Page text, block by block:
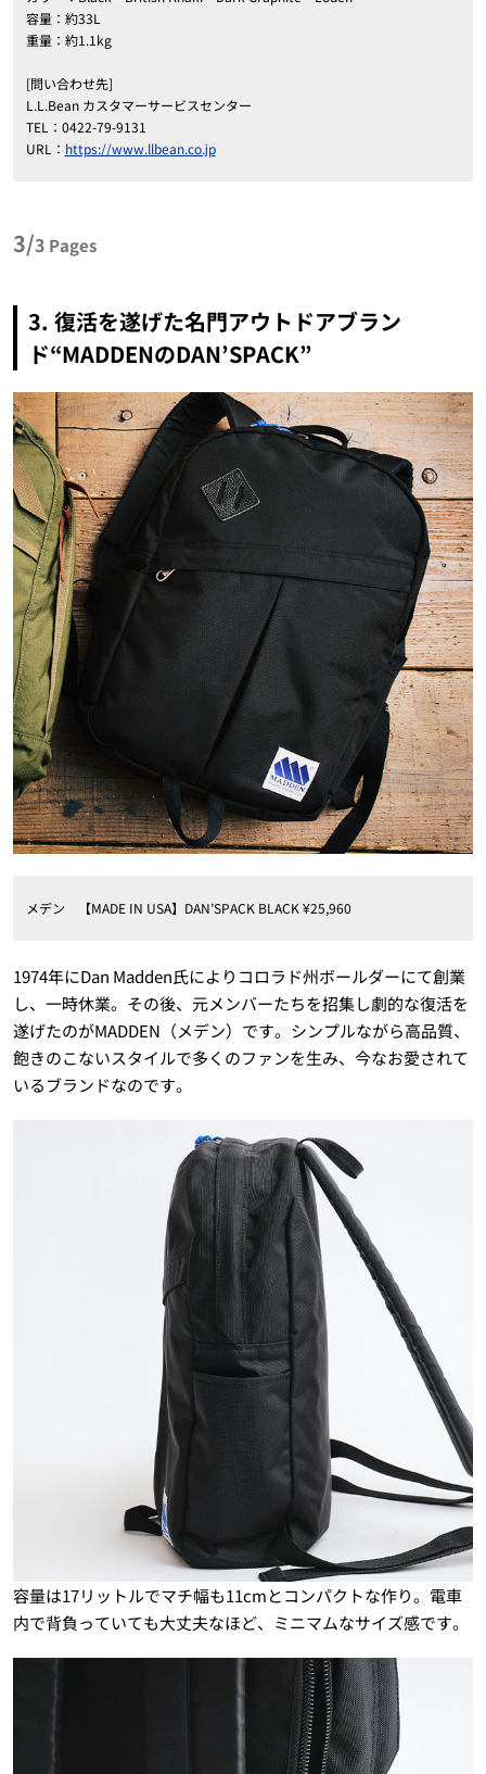
容量：約33L
重量：約1.1kg
[問い合わせ先]
L.L.Bean カスタマーサービスセンター
TEL：0422-79-9131
URL： https://www.llbean.co.jp
3/3 Pages
3. 復活を遂げた名門アウトドアブラン
ド“MADDENのDAN’SPACK”
メデン 【MADE IN USA】DAN’SPACK BLACK ¥25,960
1974年にDan Madden氏によりコロラド州ボールダーにて創業
し、一時休業。その後、元メンバーたちを招集し劇的な復活を
遂げたのがMADDEN（メデン）です。シンプルながら高品質、
飽きのこないスタイルで多くのファンを生み、今なお愛されて
いるブランドなのです。
容量は17リットルでマチ幅も11cmとコンパクトな作り。電車
内で背負っていても大丈夫なほど、ミニマムなサイズ感です。